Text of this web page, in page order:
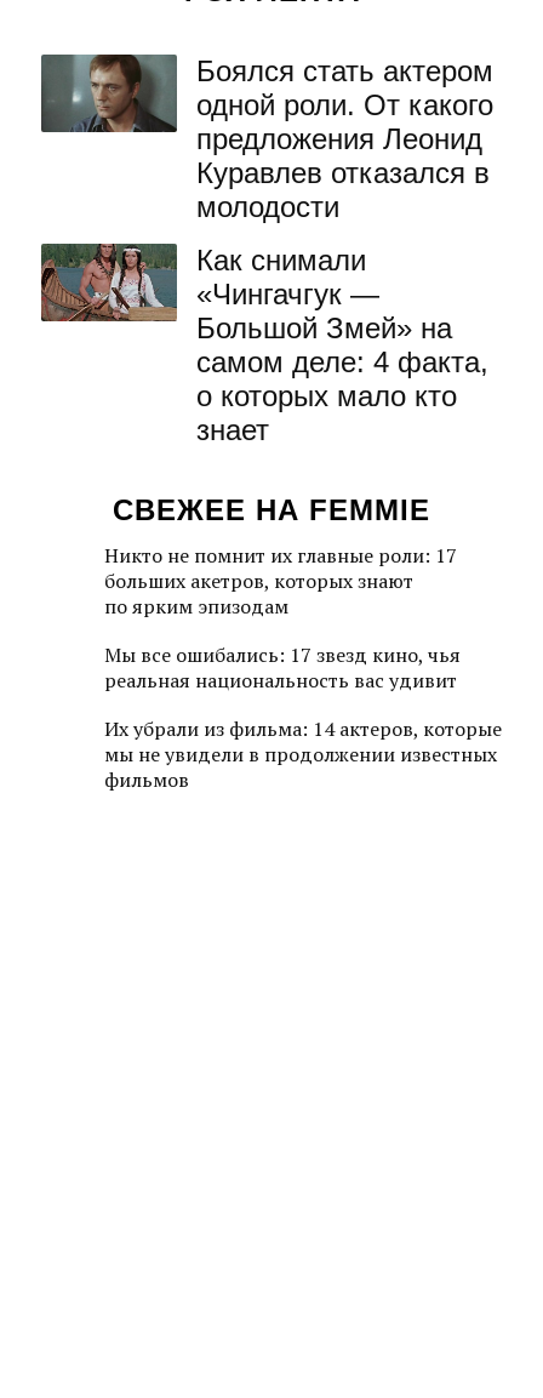
Боялся стать актером
одной роли. От какого
предложения Леонид
Куравлев отказался в
молодости
Как снимали
«Чингачгук —
Большой Змей» на
самом деле: 4 факта,
о которых мало кто
знает
СВЕЖЕЕ НА FEMMIE
Никто не помнит их главные роли: 17
больших акетров, которых знают
по ярким эпизодам
Мы все ошибались: 17 звезд кино, чья
реальная национальность вас удивит
Их убрали из фильма: 14 актеров, которые
мы не увидели в продолжении известных
фильмов